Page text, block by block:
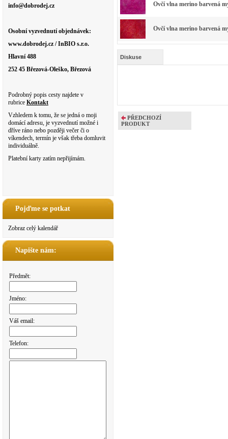
info@dobrodej.cz
Osobní vyzvednutí objednávek:
www.dobrodej.cz / InBIO s.r.o.
Hlavní 488
252 45 Březová-Oleško, Březová
Podrobný popis cesty najdete v
rubrice Kontakt
Vzhledem k tomu, že se jedná o moji
domácí adresu, je vyzvednutí možné i
dříve ráno nebo později večer či o
víkendech, termín je však třeba domluvit
individuálně.
Platební karty zatím nepřijímám.
Pojďme se potkat
Zobraz celý kalendář
Napište nám:
Předmět:
Jméno:
Váš email:
Telefon:
Ovčí vlna merino barvená
Ovčí vlna merino barvená
Diskuse
PŘEDCHOZÍ
PRODUKT